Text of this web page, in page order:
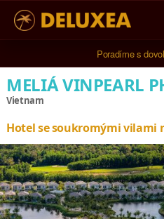
Poradíme s
MELIÁ VINPEARL
Vietnam
Hotel se soukromými vilami